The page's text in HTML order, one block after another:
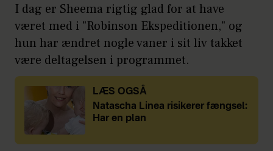
I dag er Sheema rigtig glad for at have
været med i "Robinson Ekspeditionen," og
hun har ændret nogle vaner i sit liv takket
være deltagelsen i programmet.
LÆS OGSÅ
Natascha Linea risikerer fængsel:
Har en plan